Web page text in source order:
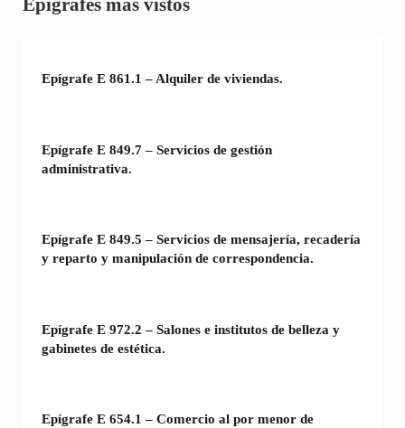
Sidebar
Epígrafes más vistos
Epígrafe E 861.1 – Alquiler de viviendas.
Epígrafe E 849.7 – Servicios de gestión
administrativa.
Epígrafe E 849.5 – Servicios de mensajería, recadería
y reparto y manipulación de correspondencia.
Epígrafe E 972.2 – Salones e institutos de belleza y
gabinetes de estética.
Epígrafe E 654.1 – Comercio al por menor de